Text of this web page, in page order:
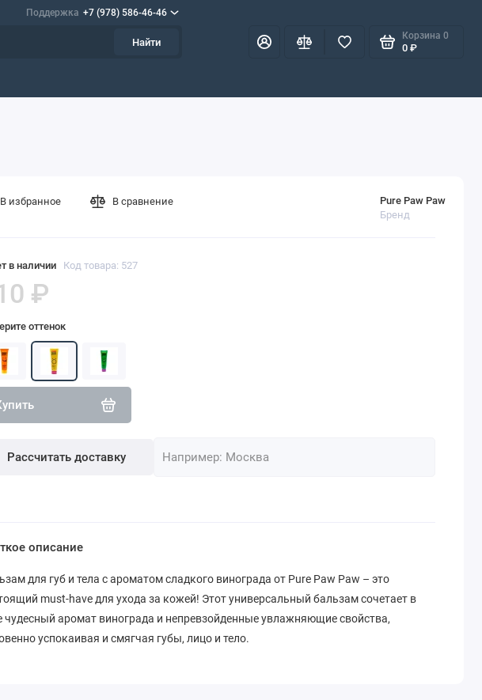
Поддержка +7 (978) 586-46-46
Найти
Корзина 0
0 ₽
в наличии Код товара: 527
Pure Paw Paw
Бренд
₽
оттенок
Рассчитать доставку
В избранное В сравнение
описание
для губ и тела с ароматом сладкого винограда от Pure Paw Paw – это
must-have для ухода за кожей! Этот универсальный бальзам сочетает в
чудесный аромат винограда и непревзойденные увлажняющие свойства,
успокаивая и смягчая губы, лицо и тело.